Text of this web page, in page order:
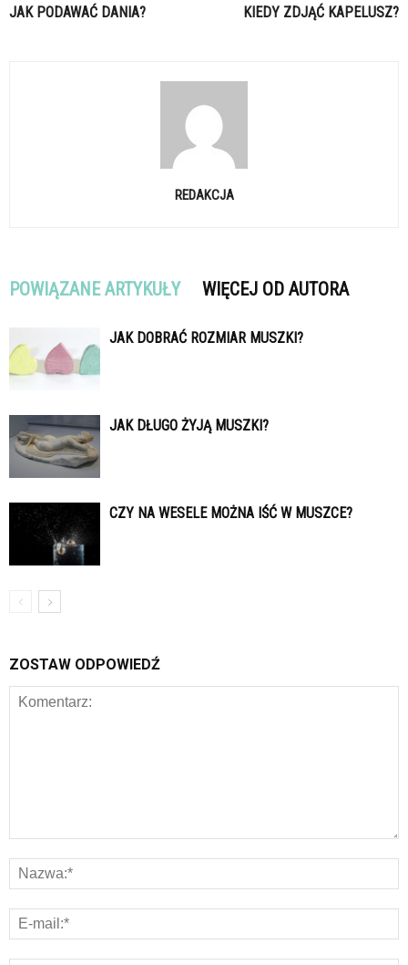
JAK PODAWAĆ DANIA? KIEDY ZDJĄĆ KAPELUSZ?
REDAKCJA
POWIĄZANE ARTYKUŁY WIĘCEJ OD AUTORA
JAK DOBRAĆ ROZMIAR MUSZKI?
JAK DŁUGO ŻYJĄ MUSZKI?
CZY NA WESELE MOŻNA IŚĆ W MUSZCE?
ZOSTAW ODPOWIEDŹ